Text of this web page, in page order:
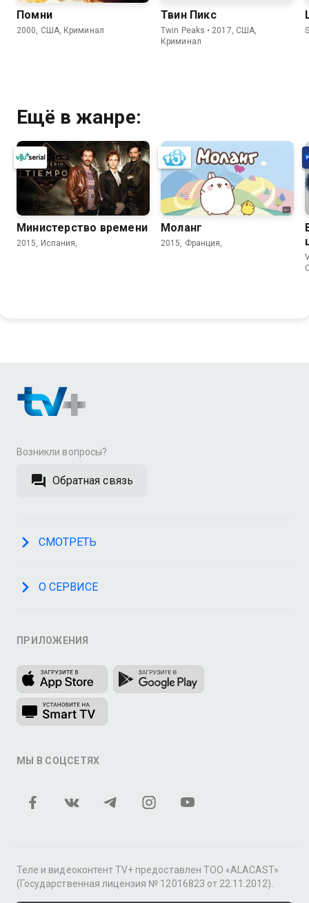
Помни
2000, США, Криминал
Твин Пикс
Twin Peaks • 2017, США,
Криминал
Ещё в жанре:
Министерство времени
2015, Испания,
Моланг
2015, Франция,
Возникли вопросы?
Обратная связь
СМОТРЕТЬ
О СЕРВИСЕ
ПРИЛОЖЕНИЯ
МЫ В СОЦСЕТЯХ
Теле и видеоконтент TV+ предоставлен ТОО «ALACAST»
(Государственная лицензия № 12016823 от 22.11.2012).